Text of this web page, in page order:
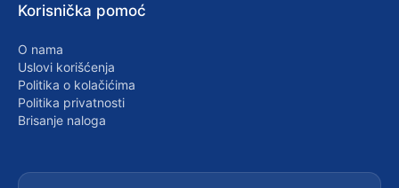
Korisnička pomoć
O nama
Uslovi korišćenja
Politika o kolačićima
Politika privatnosti
Brisanje naloga